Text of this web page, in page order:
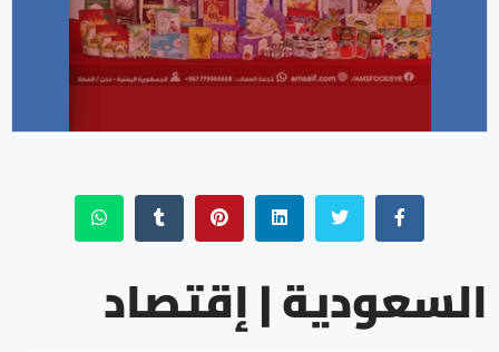
السعودية | إقتصاد